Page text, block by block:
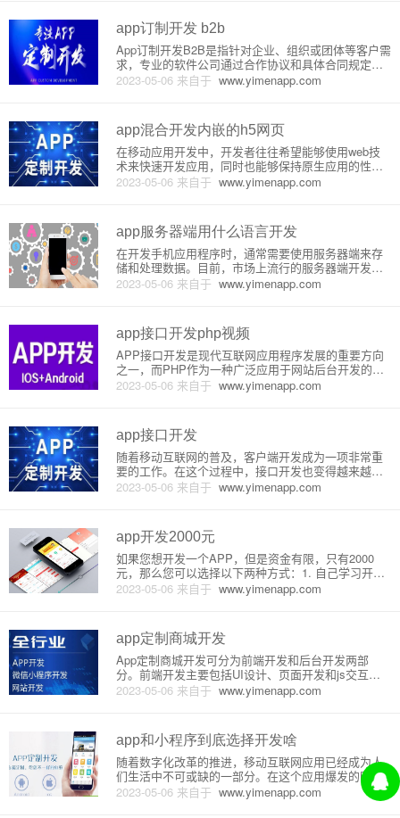
等。以下是具体步骤
app订制开发 b2b
2023-05-06 来自于 www.yimenapp.com
App订制开发B2B是指针对企业、组织或团体等客户需
求，专业的软件公司通过合作协议和具体合同规定，
为客户提供定制化的移动应用服务。从应用开发到后
续的维护、升级和技术支持等全方位的服务。相对于
发B2B更加灵活，
app混合开发内嵌的h5网页
2023-05-06 来自于 www.yimenapp.com
在移动应用开发中，开发者往往希望能够使用web技
术来快速开发应用，同时也能够保持原生应用的性能
和体验，这就需要用到H5混合开发技术。 H5混合开
发是指在原生应用中内嵌一个H5页面，通过JSBridge
原生功
app服务器端用什么语言开发
2023-05-06 来自于 www.yimenapp.com
在开发手机应用程序时，通常需要使用服务器端来存
储和处理数据。目前，市场上流行的服务器端开发语
言有很多种，比如JAVA，Python，Ruby等等。接下
来，将从原理和详细介绍两个方面来介绍哪些语言适
户端与服务器端
app接口开发php视频
2023-05-06 来自于 www.yimenapp.com
APP接口开发是现代互联网应用程序发展的重要方向
之一，而PHP作为一种广泛应用于网站后台开发的编
程语言，也被广泛应用于APP接口的开发中。接下
来，我们将从原理和详细介绍两个方面来探讨APP接
PP与服务器之
app接口开发
2023-05-06 来自于 www.yimenapp.com
随着移动互联网的普及，客户端开发成为一项非常重
要的工作。在这个过程中，接口开发也变得越来越受
到关注。人们对于app的使用需求不断上涨，同时对于
接口也提出了更高的要求。接下来，我们就来一探AP
口？APP接口，又称
app开发2000元
2023-05-06 来自于 www.yimenapp.com
如果您想开发一个APP，但是资金有限，只有2000
元，那么您可以选择以下两种方式：1. 自己学习开发
这种方式需要您有一定的编程基础，如果没有编程基
础就需要投入更多的时间去学习。学习开发的途径可
等。以下是具体步骤
app定制商城开发
2023-05-06 来自于 www.yimenapp.com
App定制商城开发可分为前端开发和后台开发两部
分。前端开发主要包括UI设计、页面开发和js交互，
后台开发主要包括数据处理和业务逻辑。UI设计UI设
计是整个App定制商城的重中之重，因为它决定了用
I设计中需要
app和小程序到底选择开发啥
2023-05-06 来自于 www.yimenapp.com
随着数字化改革的推进，移动互联网应用已经成为人
们生活中不可或缺的一部分。在这个应用爆发的时
代，app和小程序成为了最为流行的两种应用方式，二
者都有着自身的优势和劣势。那么，作为一个开发